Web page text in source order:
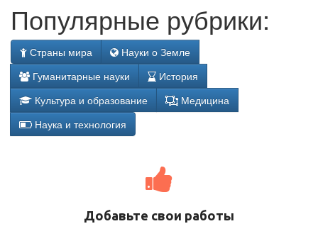
Популярные рубрики:
Страны мира
Науки о Земле
Гуманитарные науки
История
Культура и образование
Медицина
Наука и технология
Добавьте свои работы